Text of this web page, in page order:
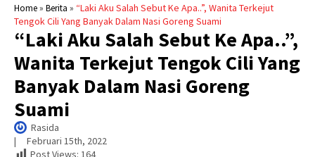
Home» Berita » “Laki Aku Salah Sebut Ke Apa..”, Wanita Terkejut
Tengok Cili Yang Banyak Dalam Nasi Goreng Suami
“Laki Aku Salah Sebut Ke Apa..”,
Wanita Terkejut Tengok Cili Yang
Banyak Dalam Nasi Goreng
Suami
Rasida
| Februari 15th, 2022
Post Views: 164